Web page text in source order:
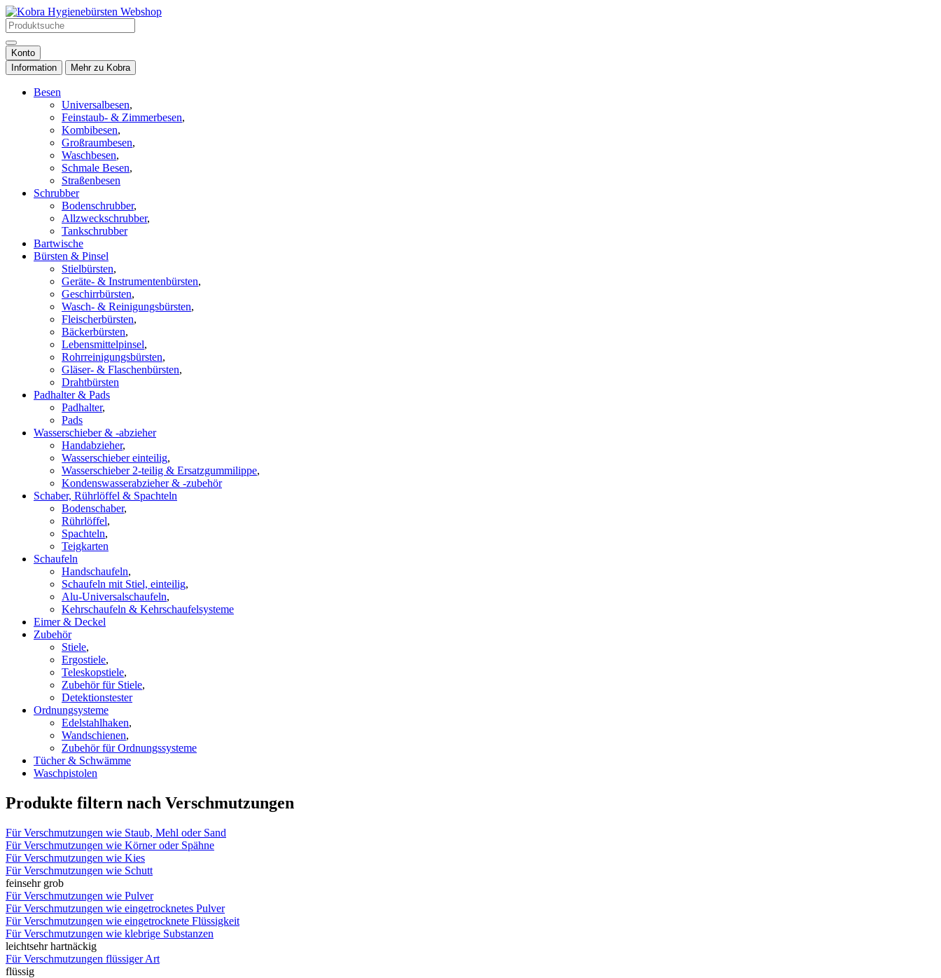
Konto
Information
Mehr zu Kobra
Besen
Universalbesen,
Feinstaub- & Zimmerbesen,
Kombibesen,
Großraumbesen,
Waschbesen,
Schmale Besen,
Straßenbesen
Schrubber
Bodenschrubber,
Allzweckschrubber,
Tankschrubber
Bartwische
Bürsten & Pinsel
Stielbürsten,
Geräte- & Instrumentenbürsten,
Geschirrbürsten,
Wasch- & Reinigungsbürsten,
Fleischerbürsten,
Bäckerbürsten,
Lebensmittelpinsel,
Rohrreinigungsbürsten,
Gläser- & Flaschenbürsten,
Drahtbürsten
Padhalter & Pads
Padhalter,
Pads
Wasserschieber & -abzieher
Handabzieher,
Wasserschieber einteilig,
Wasserschieber 2-teilig & Ersatzgummilippe,
Kondenswasserabzieher & -zubehör
Schaber, Rührlöffel & Spachteln
Bodenschaber,
Rührlöffel,
Spachteln,
Teigkarten
Schaufeln
Handschaufeln,
Schaufeln mit Stiel, einteilig,
Alu-Universalschaufeln,
Kehrschaufeln & Kehrschaufelsysteme
Eimer & Deckel
Zubehör
Stiele,
Ergostiele,
Teleskopstiele,
Zubehör für Stiele,
Detektionstester
Ordnungsysteme
Edelstahlhaken,
Wandschienen,
Zubehör für Ordnungssysteme
Tücher & Schwämme
Waschpistolen
Produkte filtern nach Verschmutzungen
Für Verschmutzungen wie Staub, Mehl oder Sand
Für Verschmutzungen wie Körner oder Spähne
Für Verschmutzungen wie Kies
Für Verschmutzungen wie Schutt
feinsehr grob
Für Verschmutzungen wie Pulver
Für Verschmutzungen wie eingetrocknetes Pulver
Für Verschmutzungen wie eingetrocknete Flüssigkeit
Für Verschmutzungen wie klebrige Substanzen
leichtsehr hartnäckig
Für Verschmutzungen flüssiger Art
flüssig